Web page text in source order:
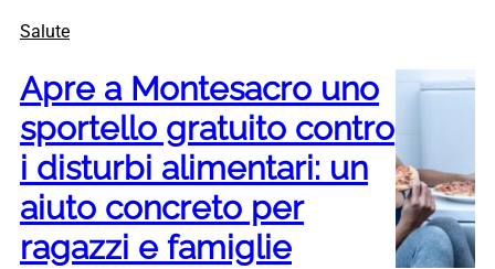
Salute
Apre a Montesacro uno
sportello gratuito contro
i disturbi alimentari: un
aiuto concreto per
ragazzi e famiglie